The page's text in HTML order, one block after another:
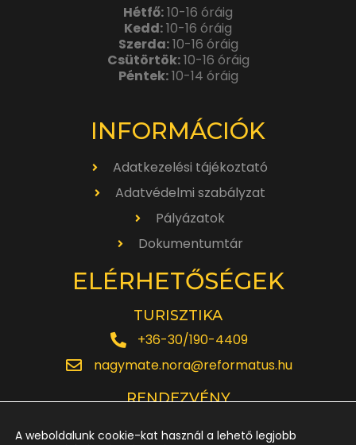
Hétfő:10-16 óráig
Kedd:10-16 óráig
Szerda:10-16 óráig
Csütörtök:10-16 óráig
Péntek:10-14 óráig
INFORMÁCIÓK
Adatkezelési tájékoztató
Adatvédelmi szabályzat
Pályázatok
Dokumentumtár
ELÉRHETŐSÉGEK
TURISZTIKA
+36-30/190-4409
nagymate.nora@reformatus.hu
RENDEZVÉNY
A weboldalunk cookie-kat használ a lehető legjobb